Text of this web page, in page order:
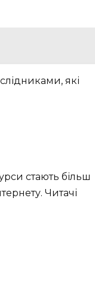
які
стають більш
Читачі